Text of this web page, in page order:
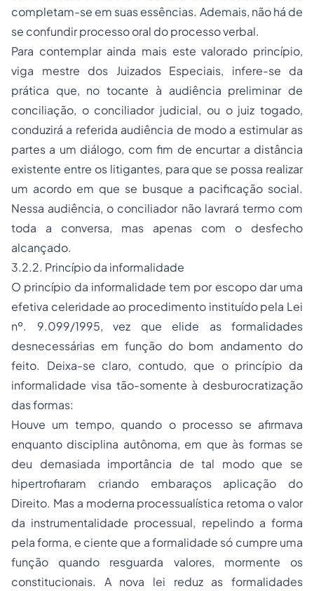
completam-se em suas essências. Ademais, não há de
se confundir processo oral do processo verbal.
Para contemplar ainda mais este valorado princípio,
viga mestre dos Juizados Especiais, infere-se da
prática que, no tocante à audiência preliminar de
conciliação, o conciliador judicial, ou o juiz togado,
conduzirá a referida audiência de modo a estimular as
partes a um diálogo, com fim de encurtar a distância
existente entre os litigantes, para que se possa realizar
um acordo em que se busque a pacificação social.
Nessa audiência, o conciliador não lavrará termo com
toda a conversa, mas apenas com o desfecho
alcançado.
3.2.2. Princípio da informalidade
O princípio da informalidade tem por escopo dar uma
efetiva celeridade ao procedimento instituído pela Lei
nº. 9.099/1995, vez que elide as formalidades
desnecessárias em função do bom andamento do
feito. Deixa-se claro, contudo, que o princípio da
informalidade visa tão-somente à desburocratização
das formas:
Houve um tempo, quando o processo se afirmava
enquanto disciplina autônoma, em que às formas se
deu demasiada importância de tal modo que se
hipertrofiaram criando embaraços aplicação do
Direito. Mas a moderna processualística retoma o valor
da instrumentalidade processual, repelindo a forma
pela forma, e ciente que a formalidade só cumpre uma
função quando resguarda valores, mormente os
constitucionais. A nova lei reduz as formalidades